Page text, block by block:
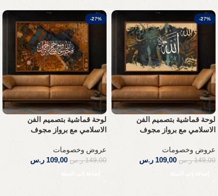
-27%
لوحة قماشية بتصميم الفن
الاسلامي مع برواز مجوف
عروض وخصومات
149,00 ر.س 109,00 ر.س
إضافة إلى السلة
-27%
لوحة قماشية بتصميم الفن
الاسلامي مع برواز مجوف
عروض وخصومات
149,00 ر.س 109,00 ر.س
إضافة إلى السلة